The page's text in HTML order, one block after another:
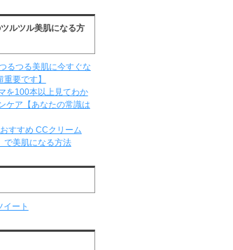
ルツル美肌になる方
るつる美肌に今すぐな
要です】
を100本以上見てわか
ケア【あなたの常識は
すすめ CCクリーム
で美肌になる方法
ート